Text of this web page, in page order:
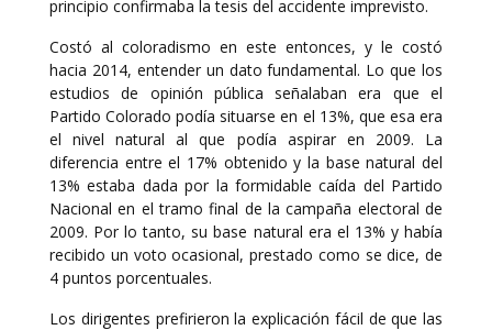
principio confirmaba la tesis del accidente imprevisto.
Costó al coloradismo en este entonces, y le costó
hacia 2014, entender un dato fundamental. Lo que los
estudios de opinión pública señalaban era que el
Partido Colorado podía situarse en el 13%, que esa era
el nivel natural al que podía aspirar en 2009. La
diferencia entre el 17% obtenido y la base natural del
13% estaba dada por la formidable caída del Partido
Nacional en el tramo final de la campaña electoral de
2009. Por lo tanto, su base natural era el 13% y había
recibido un voto ocasional, prestado como se dice, de
4 puntos porcentuales.
Los dirigentes prefirieron la explicación fácil de que las